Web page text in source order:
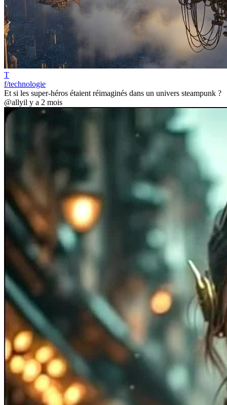
T
f/technologie
Et si les super-héros étaient réimaginés dans un univers steampunk ?
@allyil y a 2 mois